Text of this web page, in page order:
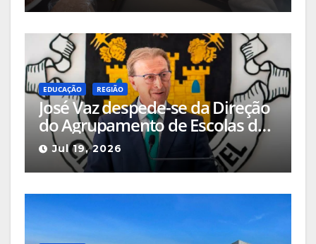
Município
EDUCAÇÃO REGIÃO
José Vaz despede-se da Direção
do Agrupamento de Escolas de
Pinhel após duas décadas de
liderança e 46 anos dedicados
ao ensino
Jul 19, 2026